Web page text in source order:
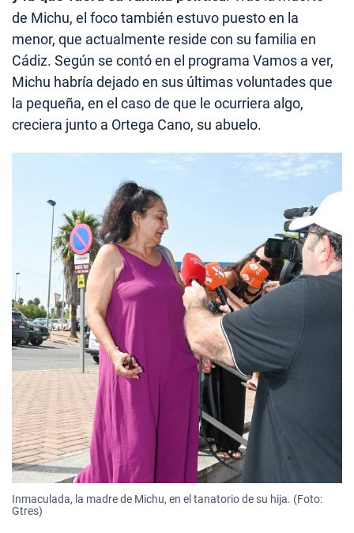
de Michu, el foco también estuvo puesto en la
menor, que actualmente reside con su familia en
Cádiz. Según se contó en el programa Vamos a ver,
Michu habría dejado en sus últimas voluntades que
la pequeña, en el caso de que le ocurriera algo,
creciera junto a Ortega Cano, su abuelo.
Inmaculada, la madre de Michu, en el tanatorio de su hija. (Foto:
Gtres)